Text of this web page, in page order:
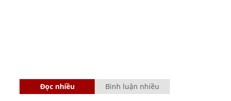
Đọc nhiều Bình luận nhiều